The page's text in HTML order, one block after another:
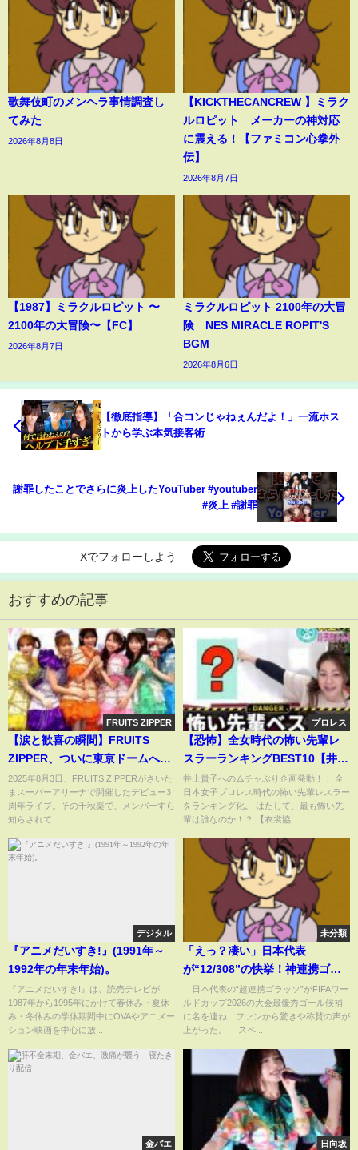
歌舞伎町のメンヘラ事情調査し
てみた
2026年8月8日
【KICKTHECANCREW 】ミラク
ルロピット メーカーの神対応
に震える！【ファミコン心拳外
伝】
2026年8月7日
【1987】ミラクルロピット 〜
2100年の大冒険〜【FC】
2026年8月7日
ミラクルロピット 2100年の大冒
険 NES MIRACLE ROPIT'S
BGM
2026年8月6日
【徹底指導】「合コンじゃねぇんだよ！」一流ホス
トから学ぶ本気接客術
謝罪したことでさらに炎上したYouTuber #youtuber
#炎上 #謝罪
Xでフォローしよう
おすすめの記事
FRUITS ZIPPER
【涙と歓喜の瞬間】FRUITS
ZIPPER、ついに東京ドームへ！
SSA3周年ライブで起きた奇跡と
は…？#FRUITSZIPPER #ふるっ
ぱ東京ドーム# SSAライブ
2025年8月3日、FRUITS ZIPPERがさいた
まスーパーアリーナで開催したデビュー3
周年ライブ。その千秋楽で、メンバーすら
知らされて...
プロレス
【恐怖】全女時代の怖い先輩レ
スラーランキングBEST10【井上
貴子】
井上貴子へのムチャぶり企画発動！！ 全
日本女子プロレス時代の怖い先輩レスラー
をランキング化。 はたして、最も怖い先
輩は誰なのか！？ 【衣裳協...
デジタル
『アニメだいすき!』(1991年～
1992年の年末年始)。
『アニメだいすき!』は、読売テレビが
1987年から1995年にかけて春休み・夏休
み・冬休みの学休期間中にOVAやアニメー
ション映画を中心に放...
未分類
「えっ？凄い」日本代表
が“12/308”の快挙！神連携ゴラ
ッソのW杯ベストゴール候補選出
にSNS歓喜「匠なサムライ味で
好き」(ABEMA TIMES)
日本代表の“超連携ゴラッソ”がFIFAワー
ルドカップ2026の大会最優秀ゴール候補
に名を連ね、ファンから驚きや称賛の声が
上がった。 スペ...
金バエ 日向坂